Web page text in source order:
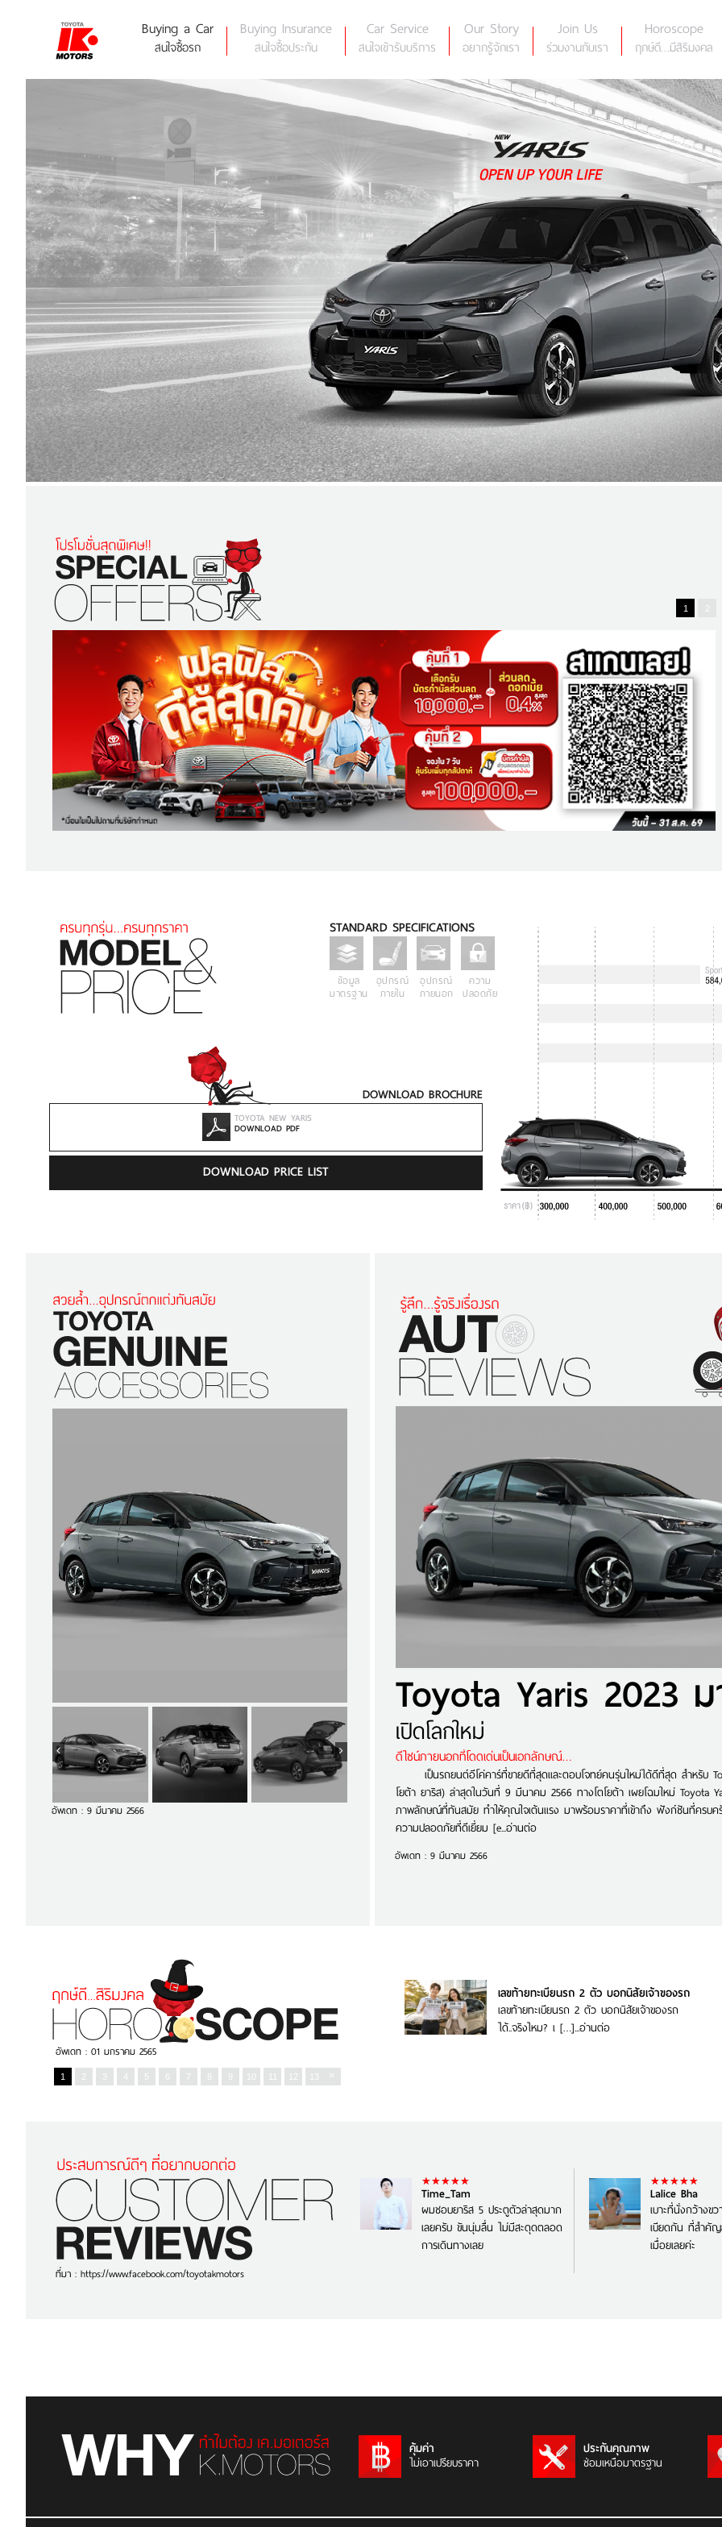
Buying a Car
สนใจซื้อรถ
Buying Insurance
สนใจซื้อประกัน
Car Service
สนใจเข้ารับบริการ
Our Story
อยากรู้จักเรา
Join Us
ร่วมงานกับเรา
Horoscope
ฤกษ์ดี…มีสิริมงคล
STANDARD SPECIFICATIONS
ข้อมูล
มาตรฐาน
อุปกรณ์
ภายใน
อุปกรณ์
ภายนอก
ความ
ปลอดภัย
DOWNLOAD BROCHURE
TOYOTA NEW YARIS
DOWNLOAD PDF
DOWNLOAD PRICE LIST
อัพเดท : 9 มีนาคม 2566
เปิดโลกใหม่
ดีไซน์ภายนอกที่โดดเด่นเป็นเอกลักษณ์…
เป็นรถยนต์อีโค่คาร์ที่ขายดีที่สุดและตอบโจทย์คนรุ่นใหม่ได้ดีที่สุด สำหรับ
โยต้า ยาริส) ล่าสุดในวันที่ 9 มีนาคม 2566 ทางโตโยต้า เผยโฉมใหม่ Toyota
ภาพลักษณ์ที่ทันสมัย ทำให้คุณใจเต้นแรง มาพร้อมราคาที่เข้าถึง ฟังก์ชันที่ครบค
ความปลอดภัยที่ดีเยี่ยม [e...อ่านต่อ
อัพเดท : 9 มีนาคม 2566
อัพเดท : 01 มกราคม 2565
»
ใหม่” 1.พาน
“เคล็ด” ขับรถออกจากโชว์รูมให้เดินทางปลอดภัย
ขับรถชนกล่อง…. เริ่มจากวันแรกที่ออกรถกันเลย
ครับ หลายคนอ […]... อ่านต่อ
เลขท้ายทะเบียนรถ 2 ตัว บอกนิสัยเจ้าของรถ
เลขท้ายทะเบียนรถ 2 ตัว บอกนิสัยเจ้าของรถ
ได้..จริงไหม? เ […]...อ่านต่อ
Time_Tam
ผมชอบยาริส 5 ประตูตัวล่าสุดมาก
เลยครับ ขันนุ่มลื่น ไม่มีสะดุดตลอด
การเดินทางเลย
Lalice Bha
เบาะที่นั่งกว้างข
เบียดกัน ที่สำคั
เมื่อยเลยค่ะ
คุ้มค่า
ไม่เอาเปรียบราคา
ประกันคุณภาพ
ซ่อมเหนือมาตรฐาน